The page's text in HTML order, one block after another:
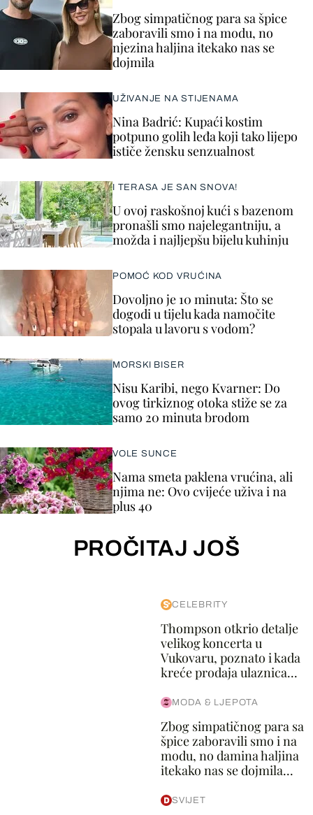
Zbog simpatičnog para sa špice
zaboravili smo i na modu, no
njezina haljina itekako nas se
dojmila
UŽIVANJE NA STIJENAMA
Nina Badrić: Kupaći kostim
potpuno golih leđa koji tako lijepo
ističe žensku senzualnost
I TERASA JE SAN SNOVA!
U ovoj raskošnoj kući s bazenom
pronašli smo najelegantniju, a
možda i najljepšu bijelu kuhinju
POMOĆ KOD VRUĆINA
Dovoljno je 10 minuta: Što se
dogodi u tijelu kada namočite
stopala u lavoru s vodom?
MORSKI BISER
Nisu Karibi, nego Kvarner: Do
ovog tirkiznog otoka stiže se za
samo 20 minuta brodom
VOLE SUNCE
Nama smeta paklena vrućina, ali
njima ne: Ovo cvijeće uživa i na
plus 40
PROČITAJ JOŠ
CELEBRITY
Thompson otkrio detalje
velikog koncerta u
Vukovaru, poznato i kada
kreće prodaja ulaznica...
MODA & LJEPOTA
Zbog simpatičnog para sa
špice zaboravili smo i na
modu, no damina haljina
itekako nas se dojmila...
SVIJET